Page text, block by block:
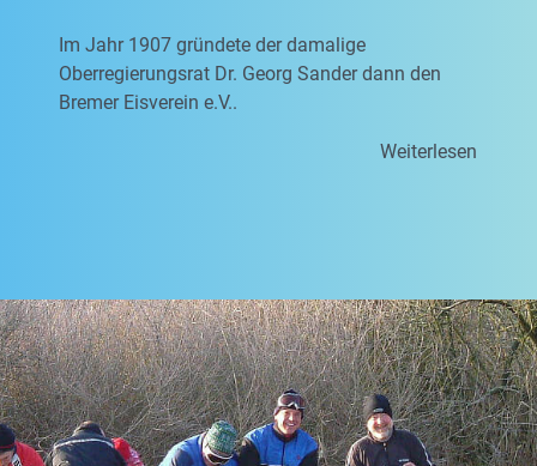
Im Jahr 1907 gründete der damalige
Oberregierungsrat Dr. Georg Sander dann den
Bremer Eisverein e.V..
Weiterlesen